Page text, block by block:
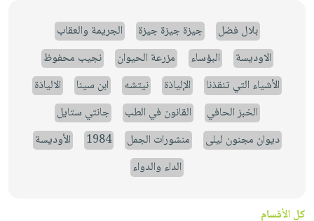
بلال فضل جيزة جيزة جيزة
الجريمة والعقاب
الاوديسة
البؤساء مزرعة الحيوان
نجيب محفوظ
الأشياء التي تنقذنا
الإلياذة نيتشه ابن سينا
الالياذة
الخبز الحافي
القانون في الطب
جانتي ستايل
ديوان مجنون ليلى
منشورات الجمل 1984
الأوديسة
الداء والدواء
كل الأقسام